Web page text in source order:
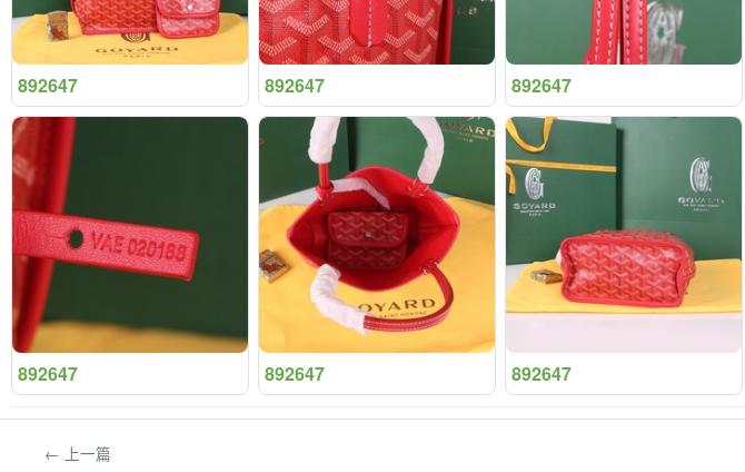
892647 892647 892647
892647 892647 892647
← 上一篇